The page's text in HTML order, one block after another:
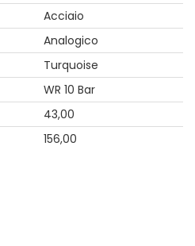
Acciaio
Analogico
Turquoise
WR 10 Bar
43,00
156,00